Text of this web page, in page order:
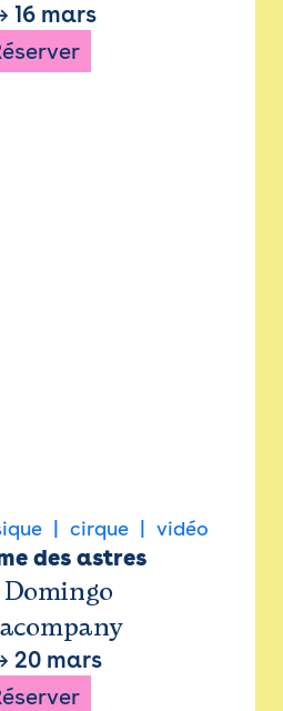
16 mars
cirque vidéo
des astres
20 mars